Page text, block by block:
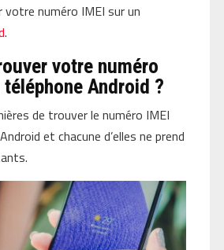
numéro IMEI sur un
.
votre numéro
Android ?
de trouver le numéro IMEI
et chacune d’elles ne prend